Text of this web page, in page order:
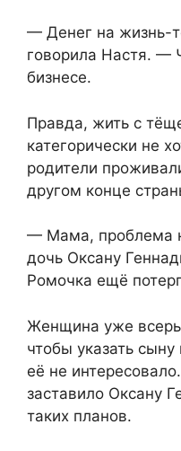
— Денег на жизнь-
говорила Настя. —
бизнесе.
Правда, жить с
категорически не
родители
другом конце
— Мама, проблема
дочь Оксану
Ромочка ещё
Женщина уже
чтобы указать
её не
заставило Оксану
таких планов.